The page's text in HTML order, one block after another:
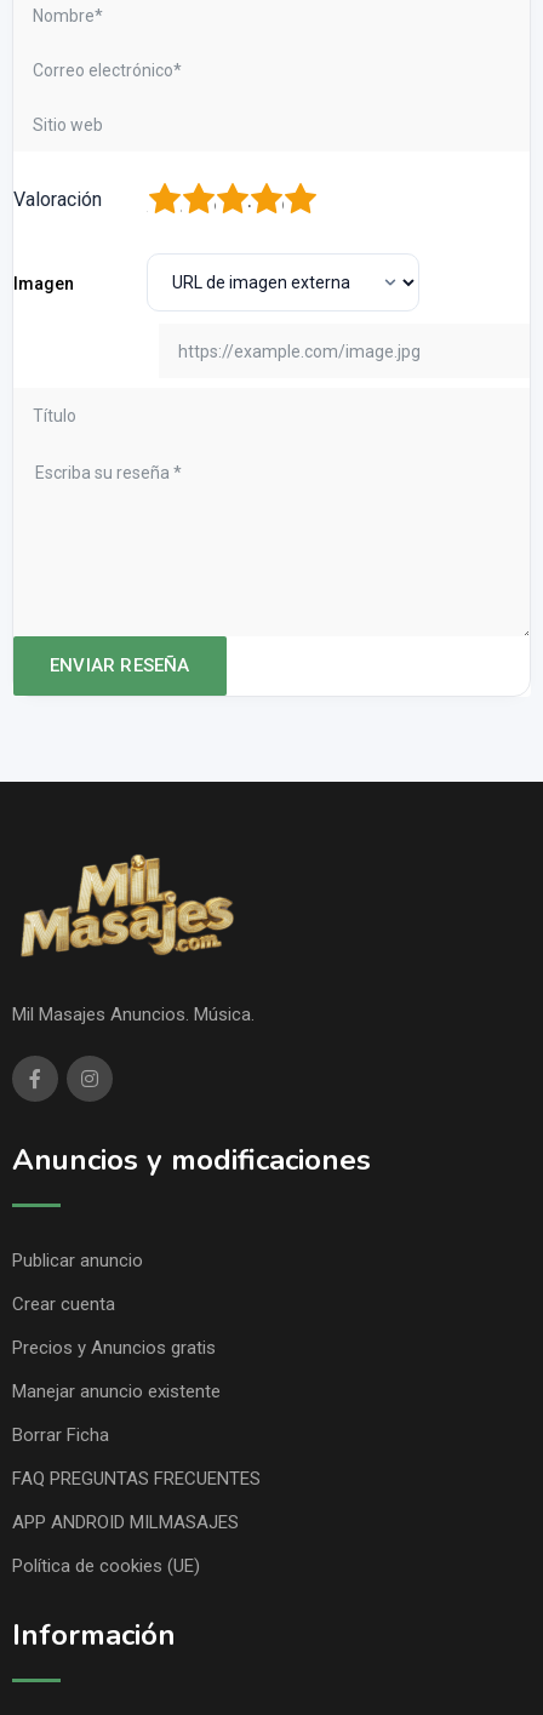
Valoración 5
4
3
2
Imagen
Mil Masajes Anuncios. Música.
Anuncios y modificaciones
Publicar anuncio
Crear cuenta
Precios y Anuncios gratis
Manejar anuncio existente
Borrar Ficha
FAQ PREGUNTAS FRECUENTES
APP ANDROID MILMASAJES
Política de cookies (UE)
Información